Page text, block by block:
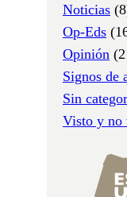
Noticias
Op-Eds
Opinión
Signos de
Sin
Visto y no